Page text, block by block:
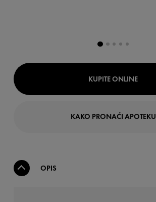
KUPITE ONLINE
KAKO PRONAĆI APOTEKU
OPIS